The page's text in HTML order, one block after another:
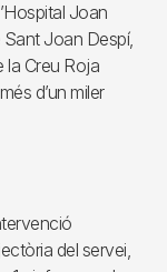
Joan
Joan Despí,
la Creu Roja
d’un miler
del servei,